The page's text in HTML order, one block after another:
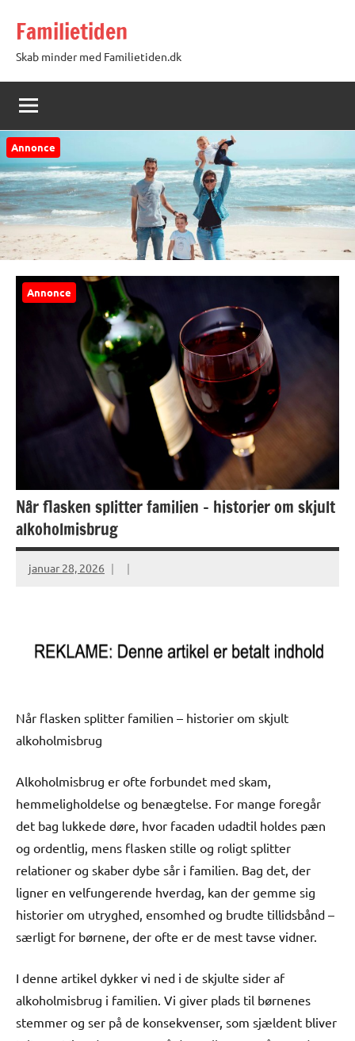
indhold
Familietiden
Skab minder med Familietiden.dk
Annonce
Annonce
Når flasken splitter familien – historier om skjult
alkoholmisbrug
januar 28, 2026
Når flasken splitter familien – historier om skjult
alkoholmisbrug
Alkoholmisbrug er ofte forbundet med skam,
hemmeligholdelse og benægtelse. For mange foregår
det bag lukkede døre, hvor facaden udadtil holdes pæn
og ordentlig, mens flasken stille og roligt splitter
relationer og skaber dybe sår i familien. Bag det, der
ligner en velfungerende hverdag, kan der gemme sig
historier om utryghed, ensomhed og brudte tillidsbånd –
særligt for børnene, der ofte er de mest tavse vidner.
I denne artikel dykker vi ned i de skjulte sider af
alkoholmisbrug i familien. Vi giver plads til børnenes
stemmer og ser på de konsekvenser, som sjældent bliver